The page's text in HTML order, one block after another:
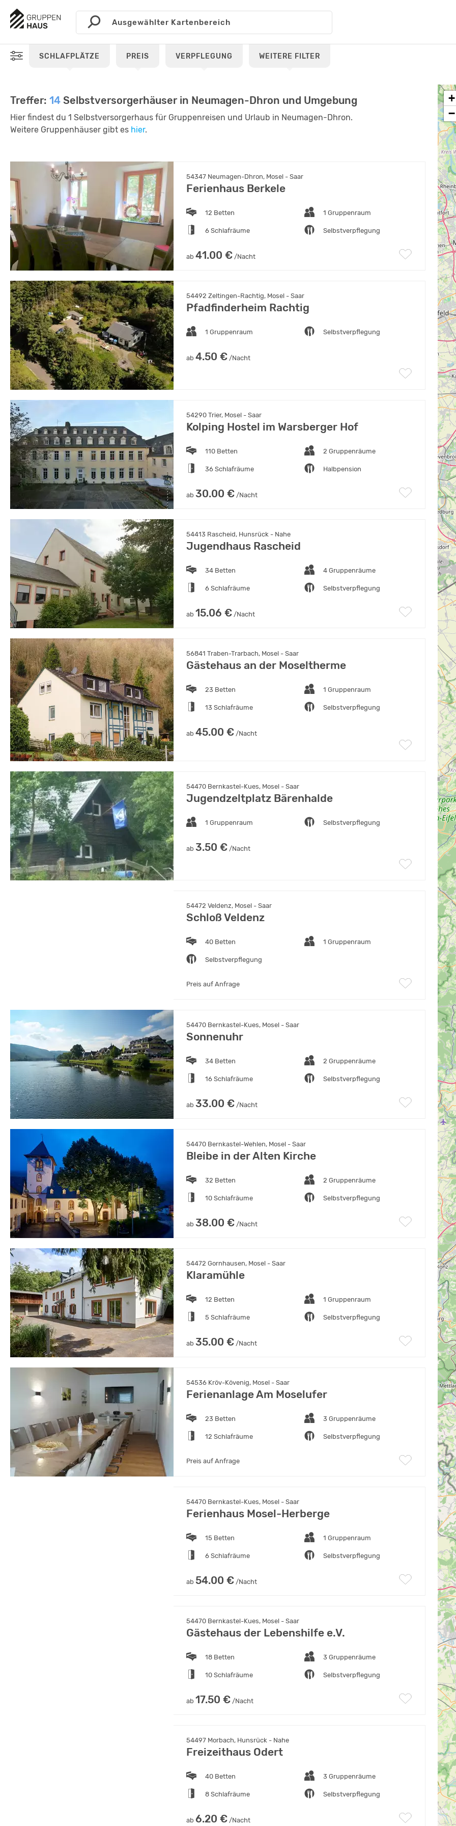
SCHLAFPLÄTZE PREIS VERPFLEGUNG WEITERE FILTER
Treffer: 14 Selbstversorgerhäuser in Neumagen-Dhron und Umgebung
Hier findest du 1 Selbstversorgerhaus für Gruppenreisen und Urlaub in Neumagen-Dhron.
Weitere Gruppenhäuser gibt es hier.
54347 Neumagen-Dhron, Mosel - Saar
Ferienhaus Berkele
12 Betten 1 Gruppenraum
6 Schlafräume Selbstverpflegung
ab 41.00 € /Nacht
54492 Zeltingen-Rachtig, Mosel - Saar
Pfadfinderheim Rachtig
1 Gruppenraum Selbstverpflegung
ab 4.50 € /Nacht
54290 Trier, Mosel - Saar
Kolping Hostel im Warsberger Hof
110 Betten 2 Gruppenräume
36 Schlafräume Halbpension
ab 30.00 € /Nacht
54413 Rascheid, Hunsrück - Nahe
Jugendhaus Rascheid
34 Betten 4 Gruppenräume
6 Schlafräume Selbstverpflegung
ab 15.06 € /Nacht
56841 Traben-Trarbach, Mosel - Saar
Gästehaus an der Moseltherme
23 Betten 1 Gruppenraum
13 Schlafräume Selbstverpflegung
ab 45.00 € /Nacht
54470 Bernkastel-Kues, Mosel - Saar
Jugendzeltplatz Bärenhalde
1 Gruppenraum Selbstverpflegung
ab 3.50 € /Nacht
54472 Veldenz, Mosel - Saar
Schloß Veldenz
40 Betten 1 Gruppenraum
Selbstverpflegung
Preis auf Anfrage
54470 Bernkastel-Kues, Mosel - Saar
Sonnenuhr
34 Betten 2 Gruppenräume
16 Schlafräume Selbstverpflegung
ab 33.00 € /Nacht
54470 Bernkastel-Wehlen, Mosel - Saar
Bleibe in der Alten Kirche
32 Betten 2 Gruppenräume
10 Schlafräume Selbstverpflegung
ab 38.00 € /Nacht
54472 Gornhausen, Mosel - Saar
Klaramühle
12 Betten 1 Gruppenraum
5 Schlafräume Selbstverpflegung
ab 35.00 € /Nacht
54536 Kröv-Kövenig, Mosel - Saar
Ferienanlage Am Moselufer
23 Betten 3 Gruppenräume
12 Schlafräume Selbstverpflegung
Preis auf Anfrage
54470 Bernkastel-Kues, Mosel - Saar
Ferienhaus Mosel-Herberge
15 Betten 1 Gruppenraum
6 Schlafräume Selbstverpflegung
ab 54.00 € /Nacht
54470 Bernkastel-Kues, Mosel - Saar
Gästehaus der Lebenshilfe e.V.
18 Betten 3 Gruppenräume
10 Schlafräume Selbstverpflegung
ab 17.50 € /Nacht
54497 Morbach, Hunsrück - Nahe
Freizeithaus Odert
40 Betten 3 Gruppenräume
8 Schlafräume Selbstverpflegung
ab 6.20 € /Nacht
+
−